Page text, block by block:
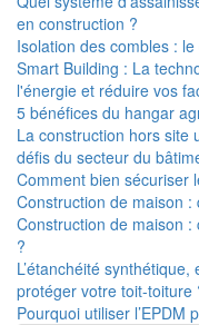
en construction ?
Isolation des combles :
Smart Building : La
l'énergie et réduire vos
5 bénéfices du hangar
La construction hors site
défis du secteur du
Comment bien sécuriser
Construction de maison
Construction de maison
?
L’étanchéité
protéger votre toit-toiture
Pourquoi utiliser l’EPDM